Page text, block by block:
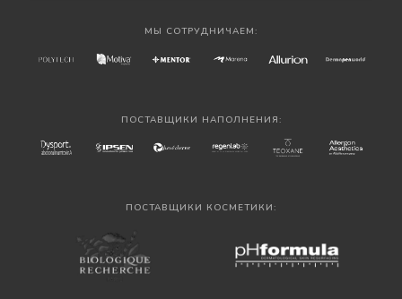
МЫ СОТРУДНИЧАЕМ:
ПОСТАВЩИКИ НАПОЛНЕНИЯ:
ПОСТАВЩИКИ КОСМЕТИКИ: